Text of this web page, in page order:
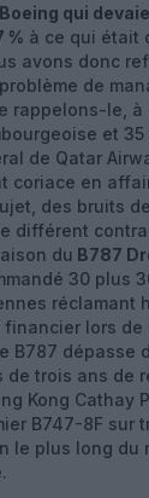
qui
% à ce qui était
avons donc
de
rappelons-le, à
et 35
de Qatar
coriace en
des bruits
différent
du B787
30 plus
réclamant
financier lors
B787 dépasse
de trois ans de
Kong Cathay
B747-8F sur
le plus long du